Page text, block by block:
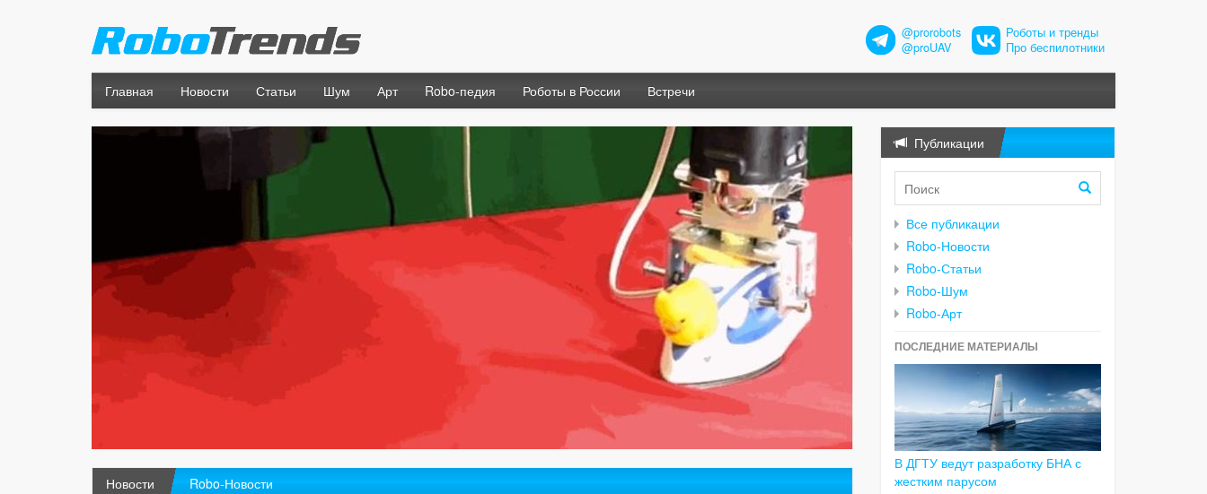
@prorobots
@proUAV
Роботы и тренды
Про беспилотники
Главная Новости Статьи Шум Арт Robo-педия Роботы в России Встречи
Новости Robo-Новости
Публикации
Все публикации
Robo-Новости
Robo-Статьи
Robo-Шум
Robo-Арт
ПОСЛЕДНИЕ МАТЕРИАЛЫ
В ДГТУ ведут разработку БНА с
жестким парусом